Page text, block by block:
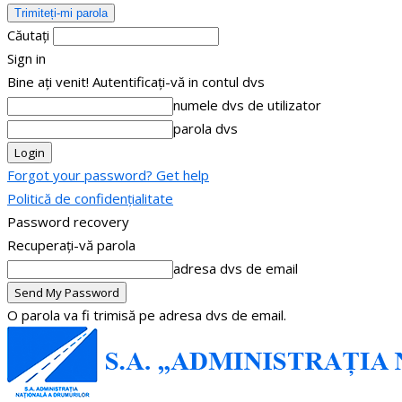
Căutați
Sign in
Bine ați venit! Autentificați-vă in contul dvs
numele dvs de utilizator
parola dvs
Forgot your password? Get help
Politică de confidențialitate
Password recovery
Recuperați-vă parola
adresa dvs de email
O parola va fi trimisă pe adresa dvs de email.